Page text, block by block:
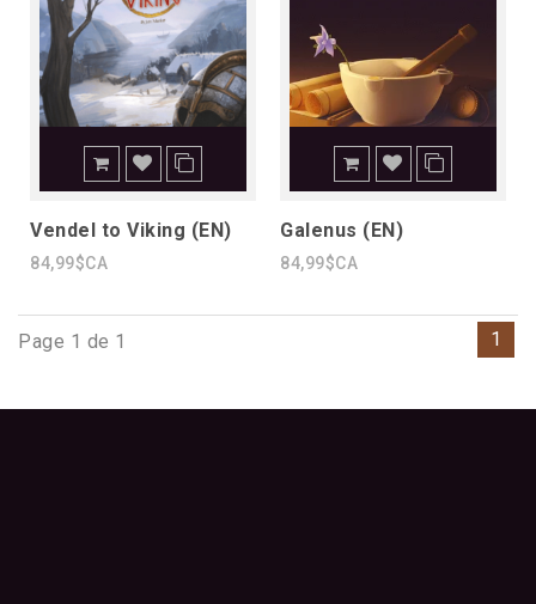
Vendel to Viking (EN)
84,99$CA
Galenus (EN)
84,99$CA
Page 1 de 1 1